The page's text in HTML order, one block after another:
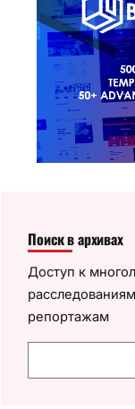
Поиск в архивах
Доступ к
репортажам
о